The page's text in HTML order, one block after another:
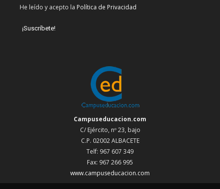
He leído y acepto la Política de Privacidad
Campuseducacion.com
C/ Ejército, nº 23, bajo
C.P. 02002 ALBACETE
Telf: 967 607 349
Fax: 967 266 995
www.campuseducacion.com